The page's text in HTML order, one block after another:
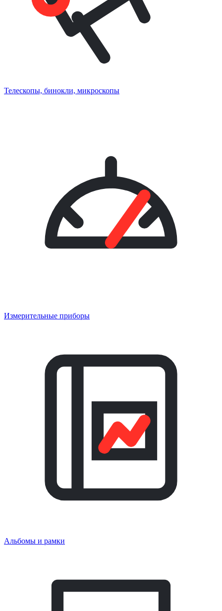
Телескопы, бинокли, микроскопы
Измерительные приборы
Альбомы и рамки